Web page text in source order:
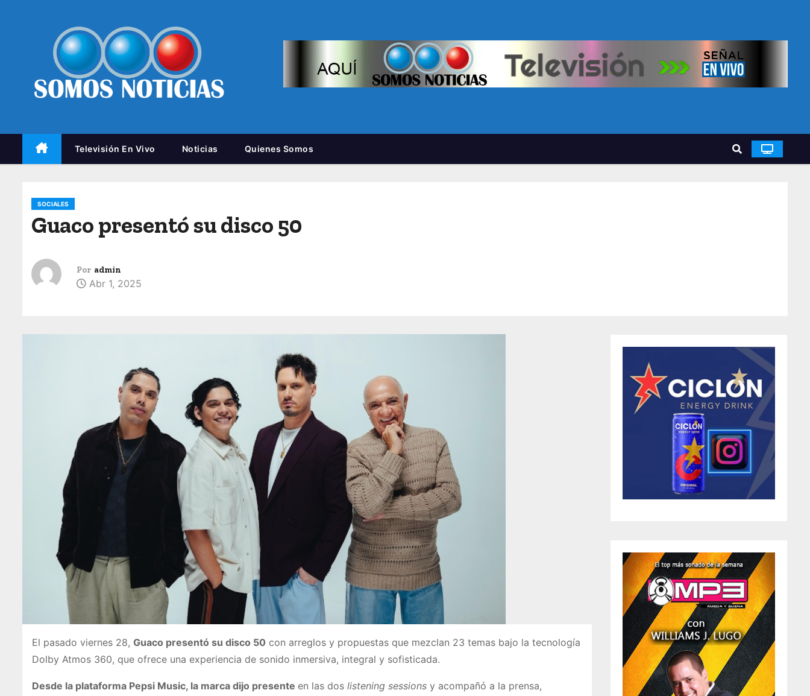
Televisión En Vivo Noticias Quienes Somos
SOCIALES
Guaco presentó su disco 50
Por admin
Abr 1, 2025
El pasado viernes 28, Guaco presentó su disco 50 con arreglos y propuestas que mezclan 23 temas bajo la tecnología
Dolby Atmos 360, que ofrece una experiencia de sonido inmersiva, integral y sofisticada.
Desde la plataforma Pepsi Music, la marca dijo presente en las dos listening sessions y acompañó a la prensa,